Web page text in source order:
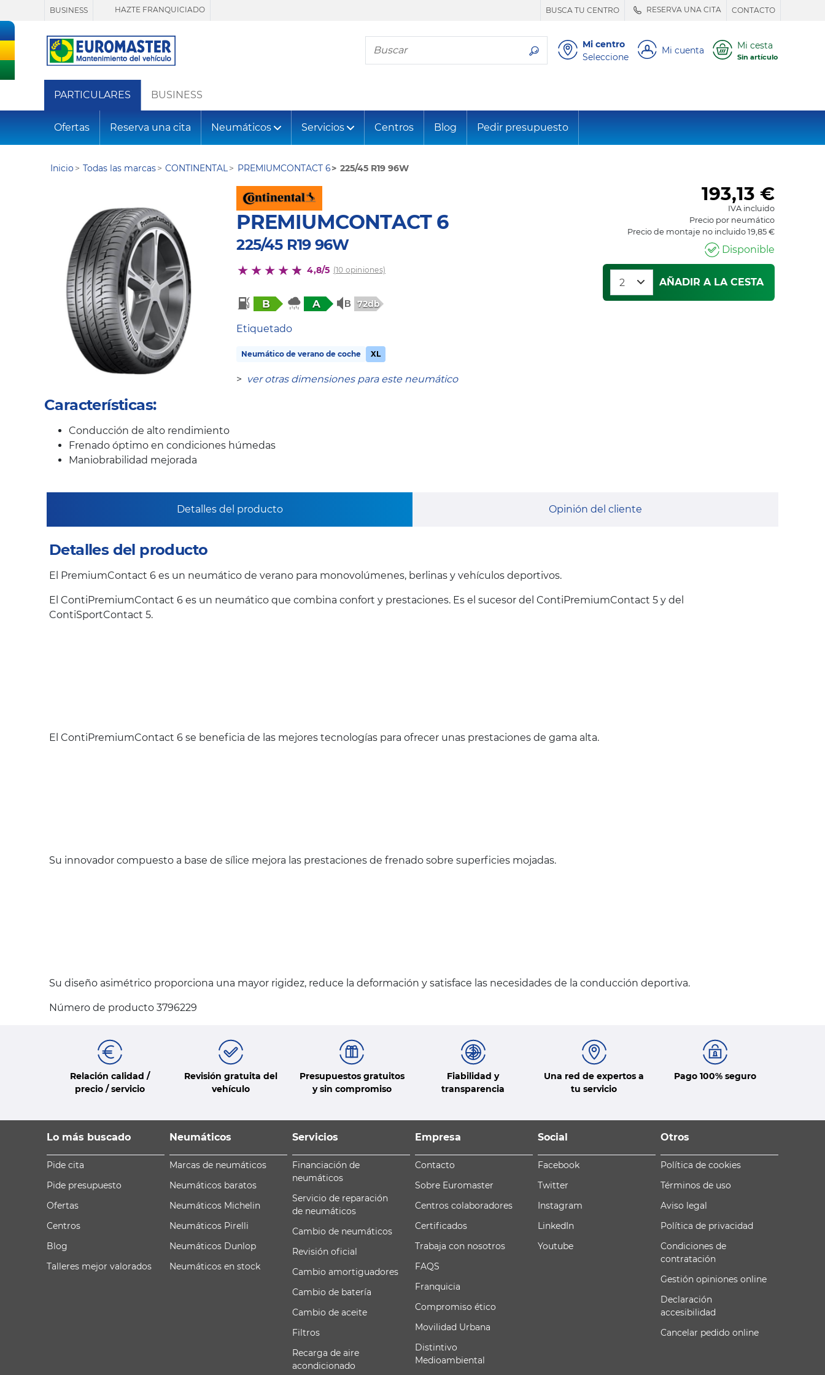
BUSINESS HAZTE FRANQUICIADO BUSCA TU CENTRO RESERVA UNA CITA CONTACTO
Busca tu neumático
Mi centro
Seleccione
Mi cuenta Mi cesta
Sin artículo
PARTICULARES BUSINESS
Ofertas Reserva una cita Neumáticos Servicios Centros Blog Pedir presupuesto
Inicio Todas las marcas CONTINENTAL PREMIUMCONTACT 6 225/45 R19 96W
PREMIUMCONTACT 6
225/45 R19 96W
4,8/5 (10 opiniones)
B A 72db
Etiquetado
Neumático de verano de coche XL
> ver otras dimensiones para este neumático
193,13 €
IVA incluido
Precio por neumático
Precio de montaje no incluido 19,85 €
Disponible
AÑADIR A LA CESTA
Características:
Conducción de alto rendimiento
Frenado óptimo en condiciones húmedas
Maniobrabilidad mejorada
Detalles del producto Opinión del cliente
Detalles del producto
El PremiumContact 6 es un neumático de verano para monovolúmenes, berlinas y vehículos deportivos.
El ContiPremiumContact 6 es un neumático que combina confort y prestaciones. Es el sucesor del ContiPremiumContact 5 y del
ContiSportContact 5.
El ContiPremiumContact 6 se beneficia de las mejores tecnologías para ofrecer unas prestaciones de gama alta.
Su innovador compuesto a base de sílice mejora las prestaciones de frenado sobre superficies mojadas.
Su diseño asimétrico proporciona una mayor rigidez, reduce la deformación y satisface las necesidades de la conducción deportiva.
Número de producto 3796229
Relación calidad /
precio / servicio
Revisión gratuita del
vehículo
Presupuestos gratuitos
y sin compromiso
Fiabilidad y
transparencia
Una red de expertos a
tu servicio
Pago 100% seguro
Lo más buscado
Pide cita
Pide presupuesto
Ofertas
Centros
Blog
Talleres mejor valorados
Neumáticos
Marcas de neumáticos
Neumáticos baratos
Neumáticos Michelin
Neumáticos Pirelli
Neumáticos Dunlop
Neumáticos en stock
Servicios
Financiación de
neumáticos
Servicio de reparación
de neumáticos
Cambio de neumáticos
Revisión oficial
Cambio amortiguadores
Cambio de batería
Cambio de aceite
Filtros
Recarga de aire
acondicionado
Empresa
Contacto
Sobre Euromaster
Centros colaboradores
Certificados
Trabaja con nosotros
FAQS
Franquicia
Compromiso ético
Movilidad Urbana
Distintivo
Medioambiental
Social
Facebook
Twitter
Instagram
LinkedIn
Youtube
Otros
Política de cookies
Términos de uso
Aviso legal
Política de privacidad
Condiciones de
contratación
Gestión opiniones online
Declaración
accesibilidad
Cancelar pedido online